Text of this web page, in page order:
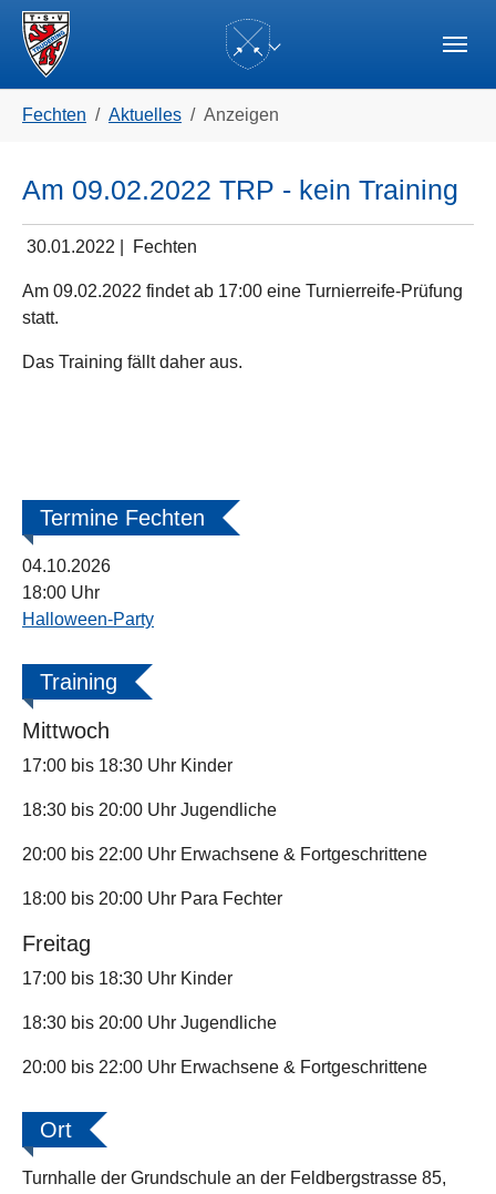
Skip to main navigation
Zum Hauptinhalt springen
Skip to page footer
Fechten Aktuelles Anzeigen
Am 09.02.2022 TRP - kein Training
30.01.2022 Fechten
Am 09.02.2022 findet ab 17:00 eine Turnierreife-Prüfung
statt.
Das Training fällt daher aus.
Termine Fechten
04.10.2026
18:00 Uhr
Halloween-Party
Training
Mittwoch
17:00 bis 18:30 Uhr Kinder
18:30 bis 20:00 Uhr Jugendliche
20:00 bis 22:00 Uhr Erwachsene & Fortgeschrittene
18:00 bis 20:00 Uhr Para Fechter
Freitag
17:00 bis 18:30 Uhr Kinder
18:30 bis 20:00 Uhr Jugendliche
20:00 bis 22:00 Uhr Erwachsene & Fortgeschrittene
Ort
Turnhalle der Grundschule an der Feldbergstrasse 85,